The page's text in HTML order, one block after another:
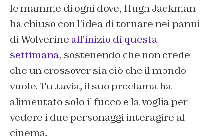
le mamme di ogni dove, Hugh Jackman
ha chiuso con l’idea di tornare nei panni
di Wolverine all’inizio di questa
settimana, sostenendo che non crede
che un crossover sia ciò che il mondo
vuole. Tuttavia, il suo proclama ha
alimentato solo il fuoco e la voglia per
vedere i due personaggi interagire al
cinema.